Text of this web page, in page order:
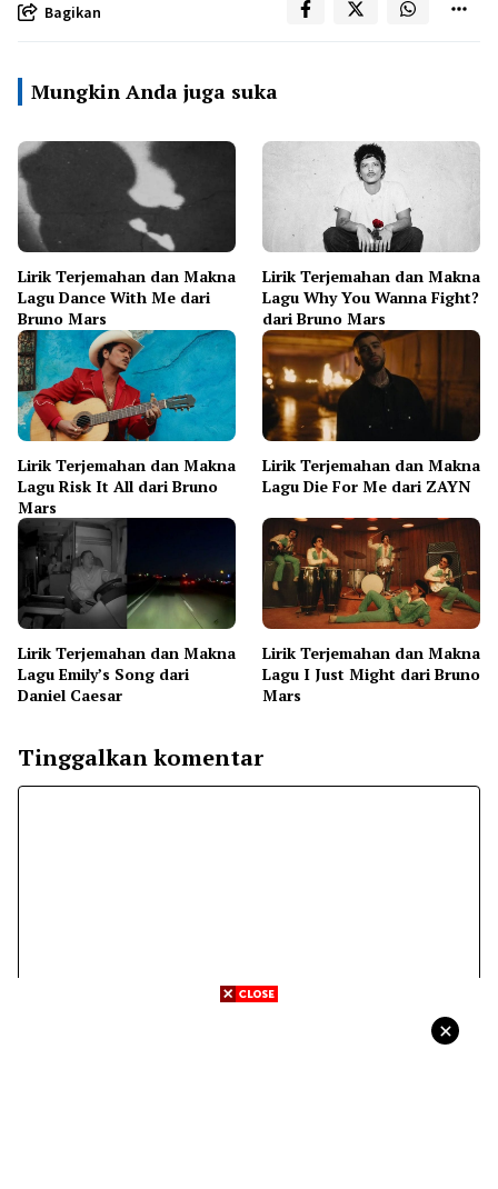
Bagikan
Mungkin Anda juga suka
Lirik Terjemahan dan Makna
Lagu Dance With Me dari
Bruno Mars
Lirik Terjemahan dan Makna
Lagu Why You Wanna Fight?
dari Bruno Mars
Lirik Terjemahan dan Makna
Lagu Risk It All dari Bruno
Mars
Lirik Terjemahan dan Makna
Lagu Die For Me dari ZAYN
Lirik Terjemahan dan Makna
Lagu Emily’s Song dari
Daniel Caesar
Lirik Terjemahan dan Makna
Lagu I Just Might dari Bruno
Mars
Tinggalkan komentar
Komentar